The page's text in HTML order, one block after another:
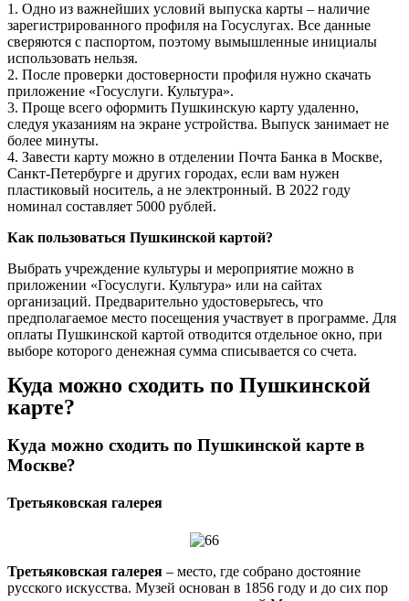
1. Одно из важнейших условий выпуска карты – наличие
зарегистрированного профиля на Госуслугах. Все данные
сверяются с паспортом, поэтому вымышленные инициалы
использовать нельзя.
2. После проверки достоверности профиля нужно скачать
приложение «Госуслуги. Культура».
3. Проще всего оформить Пушкинскую карту удаленно,
следуя указаниям на экране устройства. Выпуск занимает не
более минуты.
4. Завести карту можно в отделении Почта Банка в Москве,
Санкт-Петербурге и других городах, если вам нужен
пластиковый носитель, а не электронный. В 2022 году
номинал составляет 5000 рублей.
Как пользоваться Пушкинской картой?
Выбрать учреждение культуры и мероприятие можно в
приложении «Госуслуги. Культура» или на сайтах
организаций. Предварительно удостоверьтесь, что
предполагаемое место посещения участвует в программе. Для
оплаты Пушкинской картой отводится отдельное окно, при
выборе которого денежная сумма списывается со счета.
Куда можно сходить по Пушкинской
карте?
Куда можно сходить по Пушкинской карте в
Москве?
Третьяковская галерея
Третьяковская галерея – место, где собрано достояние
русского искусства. Музей основан в 1856 году и до сих пор